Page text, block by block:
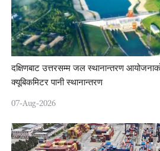
दक्षिणबाट उत्तरसम्म जल स्थानान्तरण
क्यूबिकमिटर पानी स्थानान्तरण
07-Aug-2026